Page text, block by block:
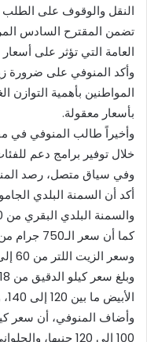
النقل والوقوف على الطلب
تضمن المقترح السادس
العامة التي تؤثر على أسعار
وأكد المنوفي على ضرورة
المواطنين بأهمية التوازن
بأسعار معقولة.
وأخيراً طالب المنوفي في
خلال توفير برامج دعم
وفي سياق متصل، رصد
والسمنة البلدي البقري من 280 جنيه إلى 250 جنيه.
وسعر الزيت اللتر من 60 إلى 65 جنيها.
الأبيض ما بين 120 إلى 140، والجبن التركي بين 220 إلى 240 .
وأضاف المنوفي، أن سعر
100 الى 120 جنيها، والحلواني يتراوح سعره بين 200 الى 240 جنيها.